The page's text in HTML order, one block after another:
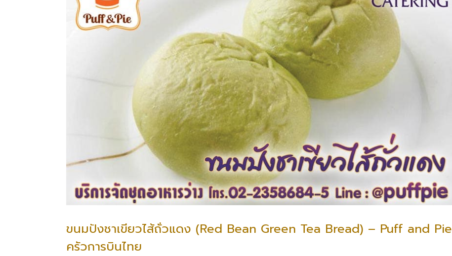
ขนมปังชาเขียวไส้ถั่วแดง (Red Bean Green Tea Bread) – Puff and Pie
ครัวการบินไทย